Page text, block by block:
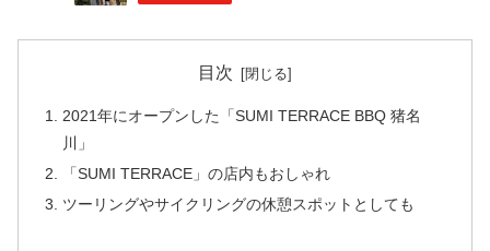
目次
2021年にオープンした「SUMI TERRACE BBQ 猪名
川」
「SUMI TERRACE」の店内もおしゃれ
ツーリングやサイクリングの休憩スポットとしても